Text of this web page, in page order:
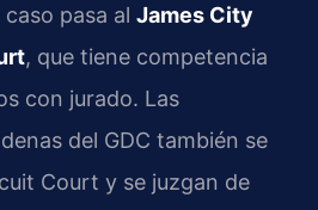
pasa al James City
, que tiene competencia
con jurado. Las
del GDC también se
Court y se juzgan de